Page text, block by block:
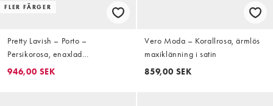
FLER FÄRGER
Pretty Lavish – Porto –
Persikorosa, enaxlad
maxiklänning i matt satin med
946,00 SEK
Vero Moda – Korallrosa, ärmlös
maxiklänning i satin
859,00 SEK